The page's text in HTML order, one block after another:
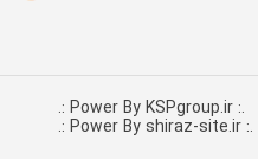
.: Power By KSPgroup.ir :.